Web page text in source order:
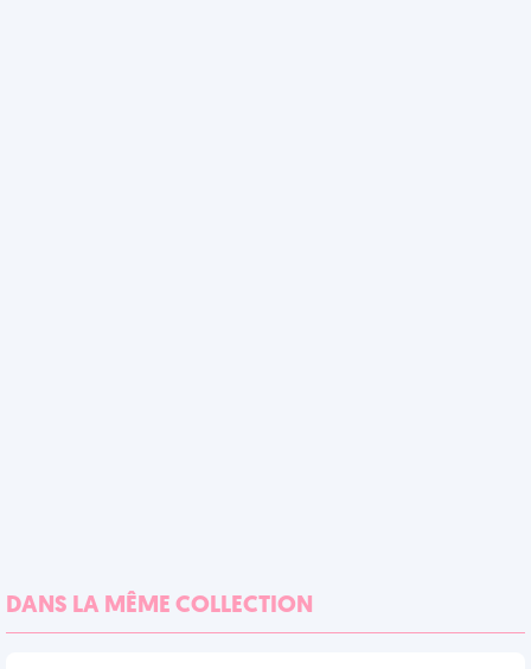
DANS LA MÊME COLLECTION